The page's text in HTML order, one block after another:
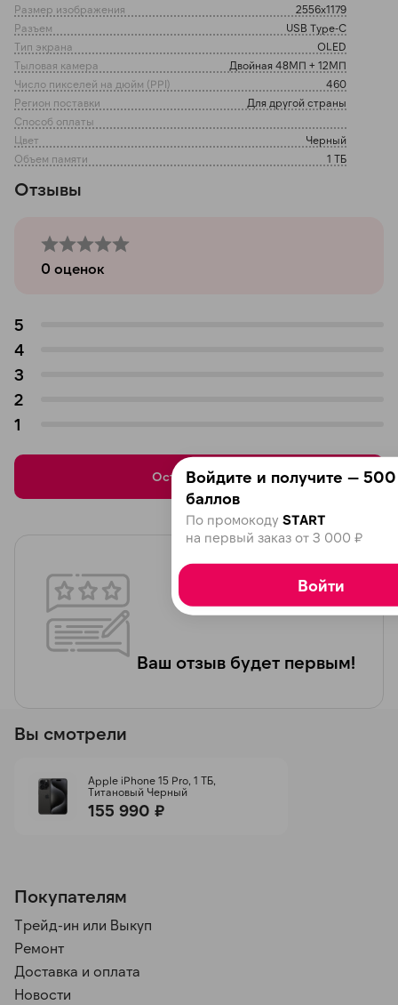
Размер изображения
2556x1179
Разъем
USB Type-C
Тип экрана
OLED
Тыловая камера
Двойная 48МП + 12МП
Число пикселей на дюйм (PPI)
460
Регион поставки
Для другой страны
Способ оплаты
Цвет
Черный
Объем памяти
1 ТБ
Отзывы
Ваш отзыв будет первым!
0 оценок
5
4
3
2
1
Оставить отзыв
Вы смотрели
Apple iPhone 15 Pro, 1 ТБ,
Титановый Черный
155 990 ₽
Покупателям
Трейд-ин или Выкуп
Ремонт
Доставка и оплата
Новости
Войдите и получите — 500
баллов
По промокоду START
на первый заказ от 3 000 ₽
Войти